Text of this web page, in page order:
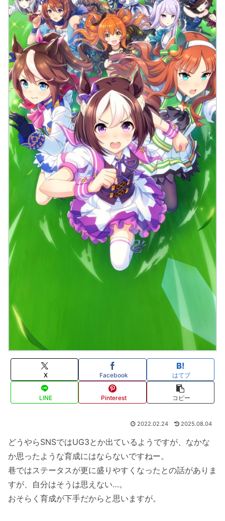
X Facebook はてブ
LINE Pinterest コピー
2022.02.24 2025.08.04
どうやらSNSではUG3とか出ているようですが、なかな
か思ったような育成にはならないですねー。
巷ではステータスが更に盛りやすくなったとの話がありま
すが、自分はそうは思えない…。
おそらく育成が下手だからと思いますが。